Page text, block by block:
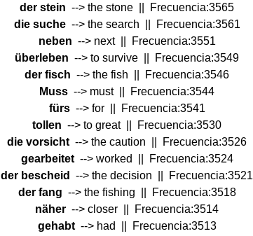
der stein --> the stone || Frecuencia:3565
die suche--> the search || Frecuencia:3561
neben --> next || Frecuencia:3551
überleben --> to survive || Frecuencia:3549
der fisch --> the fish || Frecuencia:3546
Muss --> must || Frecuencia:3544
fürs --> for || Frecuencia:3541
tollen --> to great || Frecuencia:3530
die vorsicht --> the caution || Frecuencia:3526
gearbeitet --> worked || Frecuencia:3524
der bescheid
--> the decision || Frecuencia:3521
der fang --> the fishing || Frecuencia:3518
näher --> closer || Frecuencia:3514
gehabt --> had || Frecuencia:3513